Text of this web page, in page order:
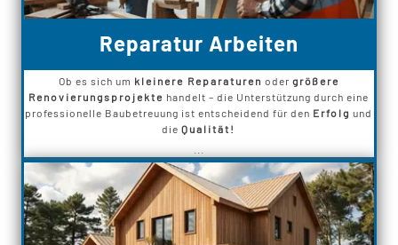
Reparatur Arbeiten
Ob es sich um kleinere Reparaturen oder größere
Renovierungsprojekte handelt – die Unterstützung durch eine
professionelle Baubetreuung ist entscheidend für den Erfolg und
dieQualität!